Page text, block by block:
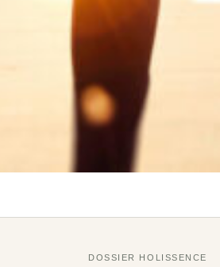
DOSSIER HOLISSENCE